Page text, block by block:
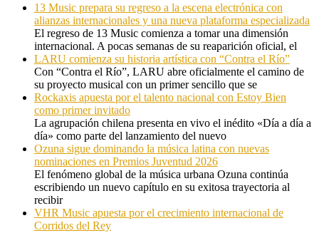
13 Music prepara su regreso a la escena electrónica con
alianzas internacionales y una nueva plataforma especializada
El regreso de 13 Music comienza a tomar una dimensión
internacional. A pocas semanas de su reaparición oficial, el
LARU comienza su historia artística con “Contra el Río”
Con “Contra el Río”, LARU abre oficialmente el camino de
su proyecto musical con un primer sencillo que se
Rockaxis apuesta por el talento nacional con Estoy Bien
como primer invitado
La agrupación chilena presenta en vivo el inédito «Día a día a
día» como parte del lanzamiento del nuevo
Ozuna sigue dominando la música latina con nuevas
nominaciones en Premios Juventud 2026
El fenómeno global de la música urbana Ozuna continúa
escribiendo un nuevo capítulo en su exitosa trayectoria al
recibir
VHR Music apuesta por el crecimiento internacional de
Corridos del Rey